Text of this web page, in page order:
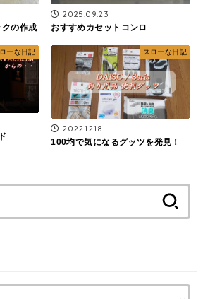
の作成
2025.09.23
おすすめカセットコンロ
ーな日記 スローな日記
2022.12.18
100均で気になるグッツを発見！
索: